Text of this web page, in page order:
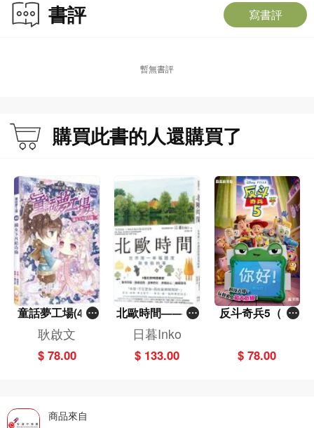
書評 寫書評
暫無書評
購買此書的人還購買了
童話夢工場(40)
——織女下凡結
奇緣
耿啟文
$ 78.00
北歐時間——世
界第一幸福國度
教會我的事
日暮Inko
$ 133.00
反斗奇兵5（圖
$ 78.00
商品來自